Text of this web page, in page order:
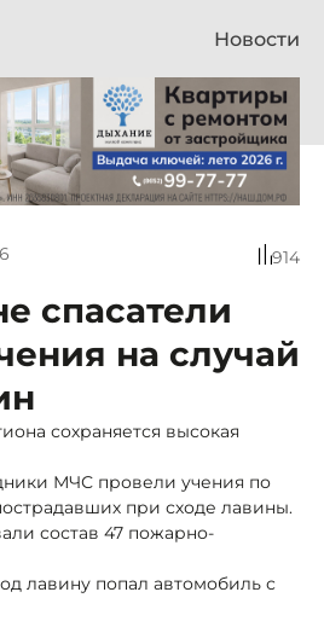
Новости
914
спасатели
на случай
сохраняется высокая
МЧС провели учения по
при сходе лавины.
состав 47 пожарно-
лавину попал автомобиль с